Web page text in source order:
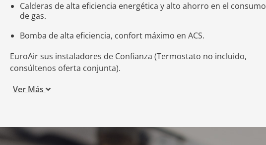
Calderas de alta eficiencia energética y alto ahorro en el consumo
de gas.
Bomba de alta eficiencia, confort máximo en ACS.
EuroAir sus instaladores de Confianza (Termostato no incluido,
consúltenos oferta conjunta).
Ver Más